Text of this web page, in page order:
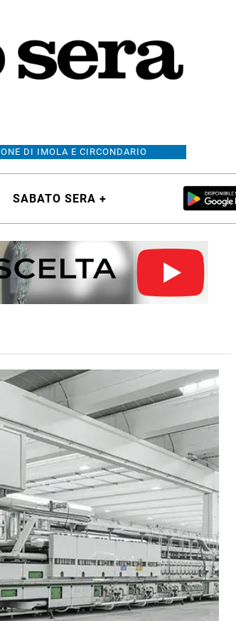
DI IMOLA E CIRCONDARIO
SABATO SERA +